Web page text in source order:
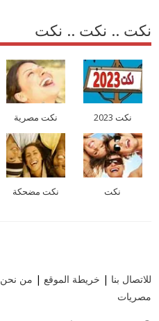
نكت .. نكت .. نكت
نكت 2023 نكت مصرية
نكت نكت مضحكة
للاتصال بنا | خريطة الموقع | من نحن
مصريات